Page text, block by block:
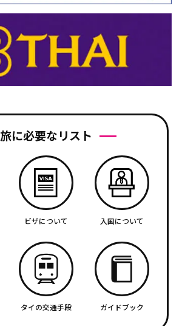
旅に必要なリスト
ビザについて 入国について
タイの交通手段 ガイドブック